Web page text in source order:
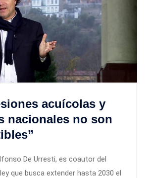
acuícolas y
nacionales no son
De Urresti, es coautor del
que busca extender hasta 2030 el